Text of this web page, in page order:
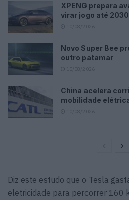
XPENG prepara
virar jogo até 2030
Novo Super Bee
outro patamar
China acelera
mobilidade
Diz este estudo que o Tesla
eletricidade para percorrer 160